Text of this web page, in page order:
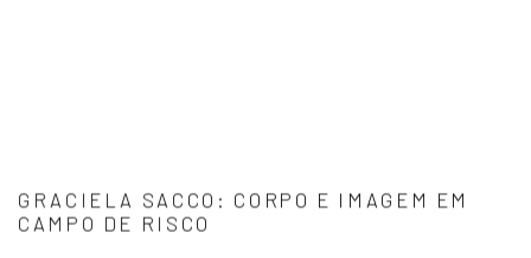
GRACIELA SACCO: CORPO E IMAGEM EM
CAMPO DE RISCO